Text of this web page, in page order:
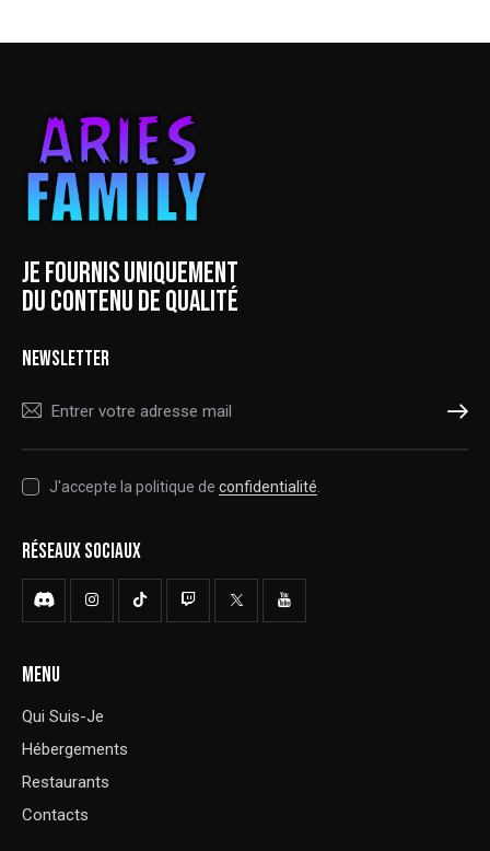
JE FOURNIS UNIQUEMENT
DU CONTENU DE QUALITÉ
NEWSLETTER
S'ABONNER
J'accepte la politique de confidentialité.
RÉSEAUX SOCIAUX
MENU
Qui Suis-Je
Hébergements
Restaurants
Contacts